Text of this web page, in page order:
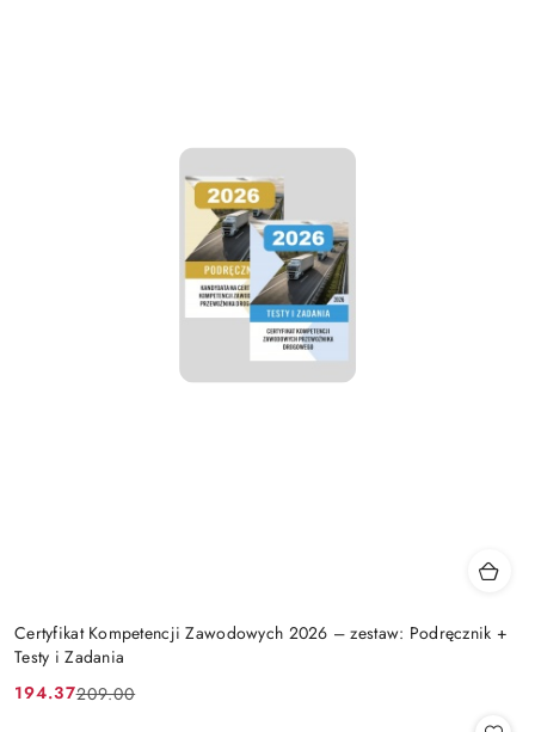
Certyfikat Kompetencji Zawodowych 2026 – zestaw: Podręcznik +
Testy i Zadania
Cena
194.37
Cena
209.00